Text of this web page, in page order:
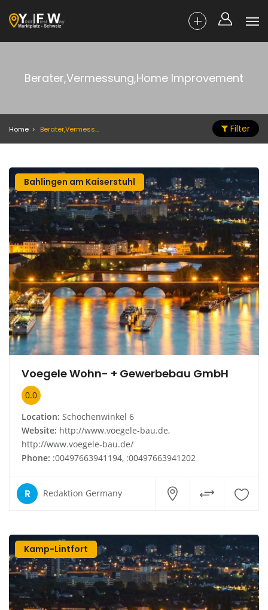
Berater,Vermessung,Home Improvement
Home Berater,Vermessung,Home Improvement Filter
Bahlingen am Kaiserstuhl
Voegele Wohn- + Gewerbebau GmbH
0.0
Location: Schochenwinkel 6
Website: http://www.voegele-bau.de,
http://www.voegele-bau.de/
Phone: :00497663941194, :00497663941202
R Redaktion Germany
Kamp-Lintfort